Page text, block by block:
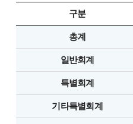
구분
총계
일반회계
특별회계
기타특별회계